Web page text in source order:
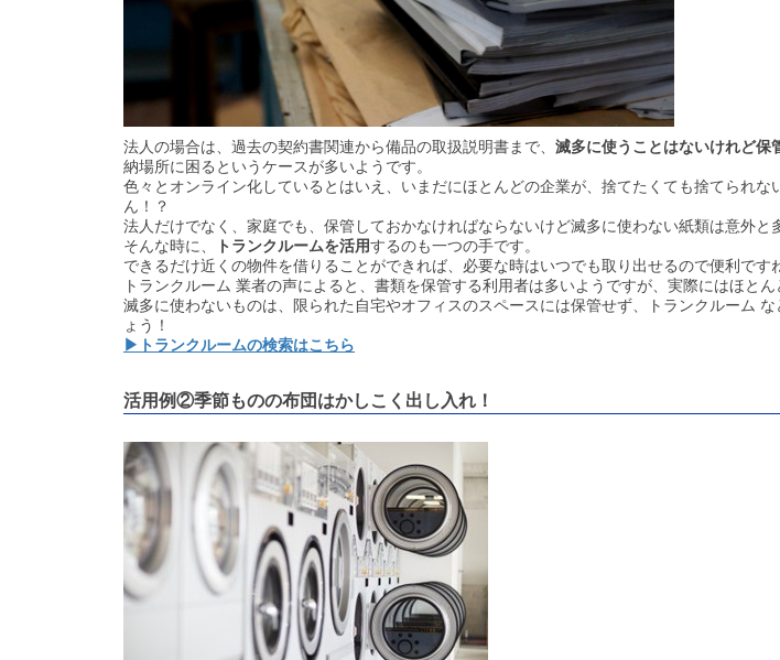
法人の場合は、過去の契約書関連から備品の取扱説明書まで、 滅多に使うことはないけれど保
納場所に困るというケースが多いようです。
色々とオンライン化しているとはいえ、いまだにほとんどの企業が、捨てたくても捨てられ
ん！？
法人だけでなく、家庭でも、保管しておかなければならないけど滅多に使わない紙類は意外と
そんな時に、
トランクルームを活用するのも一つの手です。
できるだけ近くの物件を借りることができれば、必要な時はいつでも取り出せるので便利です
トランクルーム 業者の声によると、書類を保管する利用者は多いようですが、実際にはほと
滅多に使わないものは、限られた自宅やオフィスのスペースには保管せず、トランクルーム
ょう！
▶トランクルームの検索はこちら
活用例②季節ものの布団はかしこく出し入れ！